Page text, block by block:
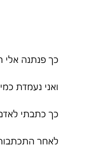
כך פנתנה אלי
ואני נעמדת
כך כתבתי
לאחר